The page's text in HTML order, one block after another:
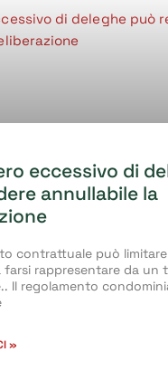
eccessivo di
annullabile la
contrattuale può
farsi rappresentare da un
Il regolamento
»